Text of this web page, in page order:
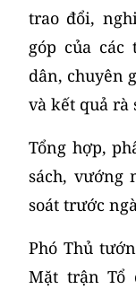
trao đổi,
góp của các
dân, chuyên
và kết quả rà
Tổng hợp,
sách, vướng
soát trước
Phó Thủ
Mặt trận Tổ